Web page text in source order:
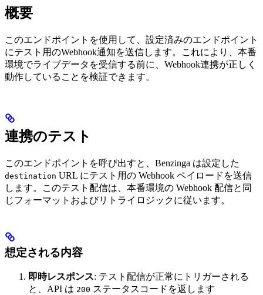
概要
このエンドポイントを使用して、設定済みのエンドポイント
にテスト用のWebhook通知を送信します。これにより、本番
環境でライブデータを受信する前に、Webhook連携が正しく
動作していることを検証できます。
連携のテスト
このエンドポイントを呼び出すと、Benzinga は設定した
destination URL にテスト用の Webhook ペイロードを送信
します。このテスト配信は、本番環境の Webhook 配信と同
じフォーマットおよびリトライロジックに従います。
想定される内容
即時レスポンス: テスト配信が正常にトリガーされる
と、API は 200 ステータスコードを返します